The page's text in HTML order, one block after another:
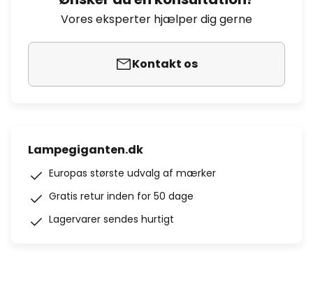
Vores eksperter hjælper dig gerne
Kontakt os
Lampegiganten.dk
Europas største udvalg af mærker
Gratis retur inden for 50 dage
Lagervarer sendes hurtigt